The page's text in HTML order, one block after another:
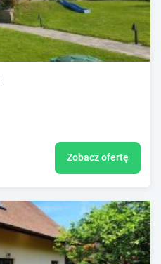
Zobacz ofertę